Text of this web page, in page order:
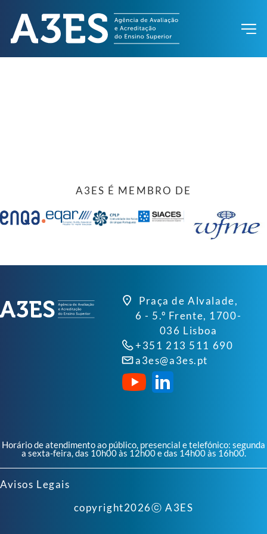
A3ES É MEMBRO DE
Praça de Alvalade,
6 - 5.º Frente, 1700-
036 Lisboa
+351 213 511 690
a3es@a3es.pt
Horário de atendimento ao público, presencial e telefónico: segunda
a sexta-feira, das 10h00 às 12h00 e das 14h00 às 16h00.
Avisos Legais
copyright2026ⓒ A3ES